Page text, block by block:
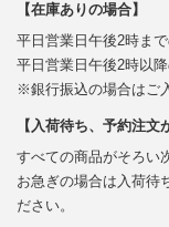
【在庫ありの場合】
平日営業日午後2時ま
平日営業日午後2時以
※銀行振込の場合はご
【入荷待ち、予約注文
すべての商品がそろい
お急ぎの場合は入荷待
ださい。